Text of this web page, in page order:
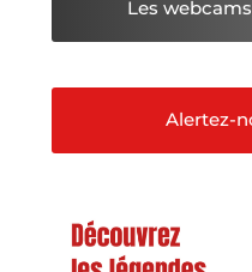
Les webcams
Alertez-